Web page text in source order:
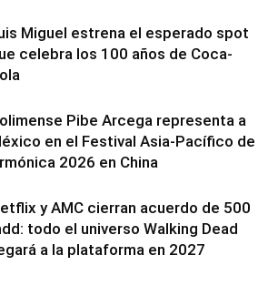
Miguel estrena el esperado spot
celebra los 100 años de Coca-
Pibe Arcega representa a
en el Festival Asia-Pacífico de
2026 en China
y AMC cierran acuerdo de 500
todo el universo Walking Dead
a la plataforma en 2027